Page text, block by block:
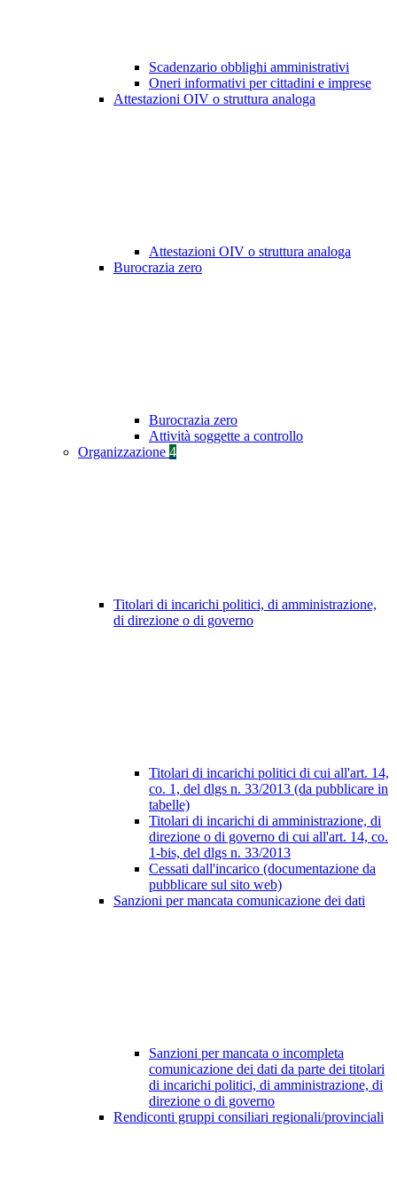
Scadenzario obblighi amministrativi
Oneri informativi per cittadini e imprese
Attestazioni OIV o struttura analoga
Attestazioni OIV o struttura analoga
Burocrazia zero
Burocrazia zero
Attività soggette a controllo
Organizzazione 4
Titolari di incarichi politici, di amministrazione,
di direzione o di governo
Titolari di incarichi politici di cui all'art. 14,
co. 1, del dlgs n. 33/2013 (da pubblicare in
tabelle)
Titolari di incarichi di amministrazione, di
direzione o di governo di cui all'art. 14, co.
1-bis, del dlgs n. 33/2013
Cessati dall'incarico (documentazione da
pubblicare sul sito web)
Sanzioni per mancata comunicazione dei dati
Sanzioni per mancata o incompleta
comunicazione dei dati da parte dei titolari
di incarichi politici, di amministrazione, di
direzione o di governo
Rendiconti gruppi consiliari regionali/provinciali